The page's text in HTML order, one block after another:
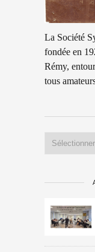
La Société
fondée en
Rémy,
tous